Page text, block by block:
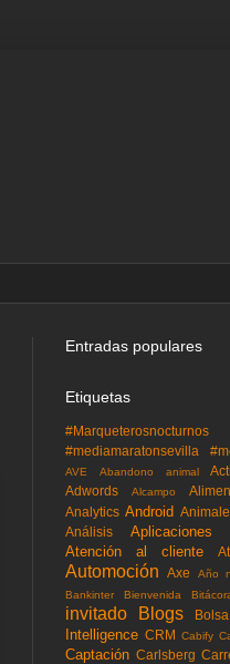
Entradas populares
Etiquetas
#Marqueterosnocturnos
#mediamaratonsevilla
AVE
Abandono animal
Adwords Alcampo
Analytics Android
Análisis Aplicaciones
Atención al cliente
Automoción Axe Año
Bankinter Bienvenida
invitado
Blogs Bolsa
Intelligence CRM Cabify
Captación Carlsberg